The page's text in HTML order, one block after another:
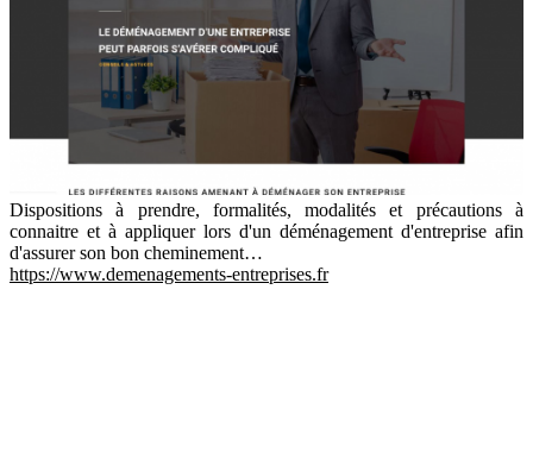
Dispositions à prendre, formalités, modalités et précautions à
connaitre et à appliquer lors d'un déménagement d'entreprise afin
d'assurer son bon cheminement…
https://www.demenagements-entreprises.fr